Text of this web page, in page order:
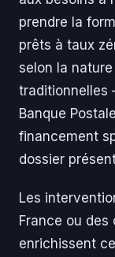
prendre la
prêts à taux
selon la
traditionnelles
Banque
financement
dossier
Les
France ou
enrichissent